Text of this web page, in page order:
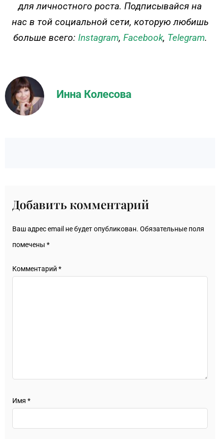
для личностного роста. Подписывайся на
нас в той социальной сети, которую любишь
больше всего: Instagram, Facebook, Telegram.
Инна Колесова
Добавить комментарий
Ваш адрес email не будет опубликован. Обязательные поля
помечены *
Комментарий *
Имя *